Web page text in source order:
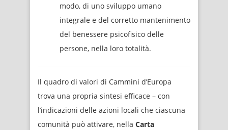
modo, di uno sviluppo umano
integrale e del corretto mantenimento
del benessere psicofisico delle
persone, nella loro totalità.
Il quadro di valori di Cammini d’Europa
trova una propria sintesi efficace – con
l’indicazioni delle azioni locali che ciascuna
comunità può attivare, nella Carta